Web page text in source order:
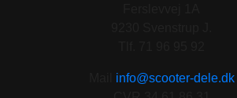
info@scooter-dele.dk